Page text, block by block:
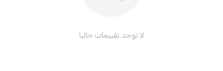
لا توجد تقييمات حاليا